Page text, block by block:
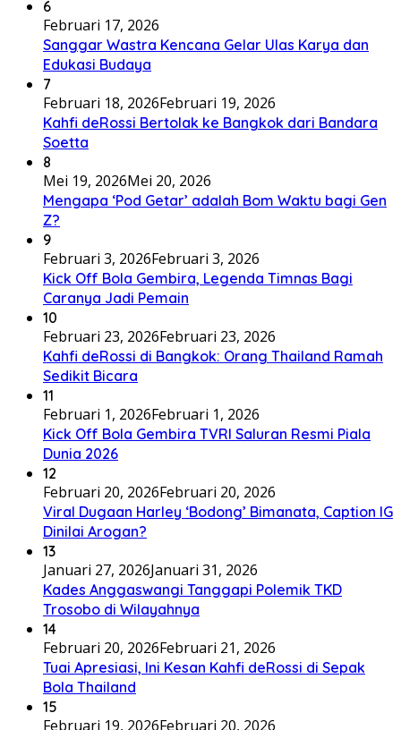
6
Februari 17, 2026
Sanggar Wastra Kencana Gelar Ulas Karya dan
Edukasi Budaya
7
Februari 18, 2026Februari 19, 2026
Kahfi deRossi Bertolak ke Bangkok dari Bandara
Soetta
8
Mei 19, 2026Mei 20, 2026
Mengapa ‘Pod Getar’ adalah Bom Waktu bagi Gen
Z?
9
Februari 3, 2026Februari 3, 2026
Kick Off Bola Gembira, Legenda Timnas Bagi
Caranya Jadi Pemain
10
Februari 23, 2026Februari 23, 2026
Kahfi deRossi di Bangkok: Orang Thailand Ramah
Sedikit Bicara
11
Februari 1, 2026Februari 1, 2026
Kick Off Bola Gembira TVRI Saluran Resmi Piala
Dunia 2026
12
Februari 20, 2026Februari 20, 2026
Viral Dugaan Harley ‘Bodong’ Bimanata, Caption IG
Dinilai Arogan?
13
Januari 27, 2026Januari 31, 2026
Kades Anggaswangi Tanggapi Polemik TKD
Trosobo di Wilayahnya
14
Februari 20, 2026Februari 21, 2026
Tuai Apresiasi, Ini Kesan Kahfi deRossi di Sepak
Bola Thailand
15
Februari 19, 2026Februari 20, 2026